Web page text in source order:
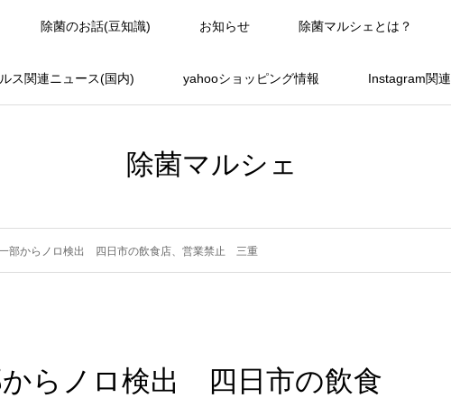
除菌のお話(豆知識) お知らせ 除菌マルシェとは？
ス関連ニュース(国内) yahooショッピング情報 Instagram関連
除菌マルシェ
部からノロ検出 四日市の飲食店、営業禁止 三重
らノロ検出 四日市の飲食